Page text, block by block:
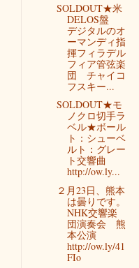
SOLDOUT★米
DELOS盤
デジタルのオ
ーマンディ指
揮フィラデル
フィア管弦楽
団 チャイコ
フスキー...
SOLDOUT★モ
ノクロ切手ラ
ベル★ボール
ト：シューベ
ルト：グレー
ト交響曲
http://ow.ly...
２月23日、熊本
は曇りです。
NHK交響楽
団演奏会 熊
本公演
http://ow.ly/41
FIo